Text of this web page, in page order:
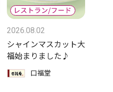
2026.08.02
シャインマスカット大
福始まりました♪
口福堂